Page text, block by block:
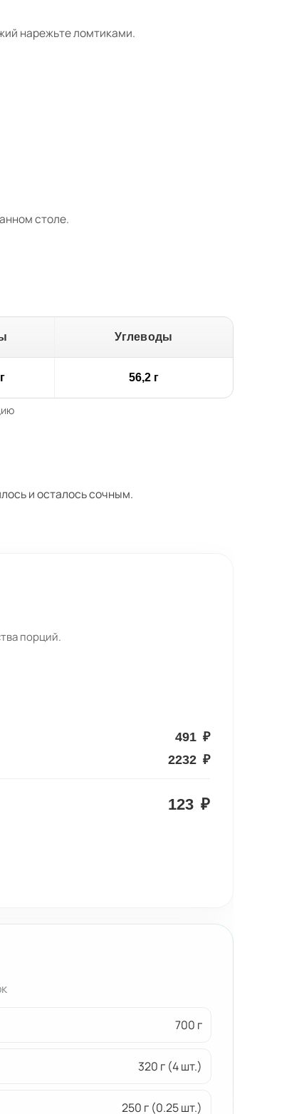
нарежьте ломтиками.
столе.
Углеводы
56,2 г
и осталось сочным.
порций.
491 ₽
2232 ₽
123 ₽
700 г
320 г (4 шт.)
250 г (0.25 шт.)